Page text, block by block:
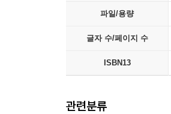
파일/용량
글자 수/페이지 수
ISBN13
관련분류